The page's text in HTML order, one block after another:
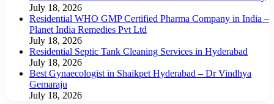
July 18, 2026
Residential WHO GMP Certified Pharma Company in India –
Planet India Remedies Pvt Ltd
July 18, 2026
Residential Septic Tank Cleaning Services in Hyderabad
July 18, 2026
Best Gynaecologist in Shaikpet Hyderabad – Dr Vindhya
Gemaraju
July 18, 2026